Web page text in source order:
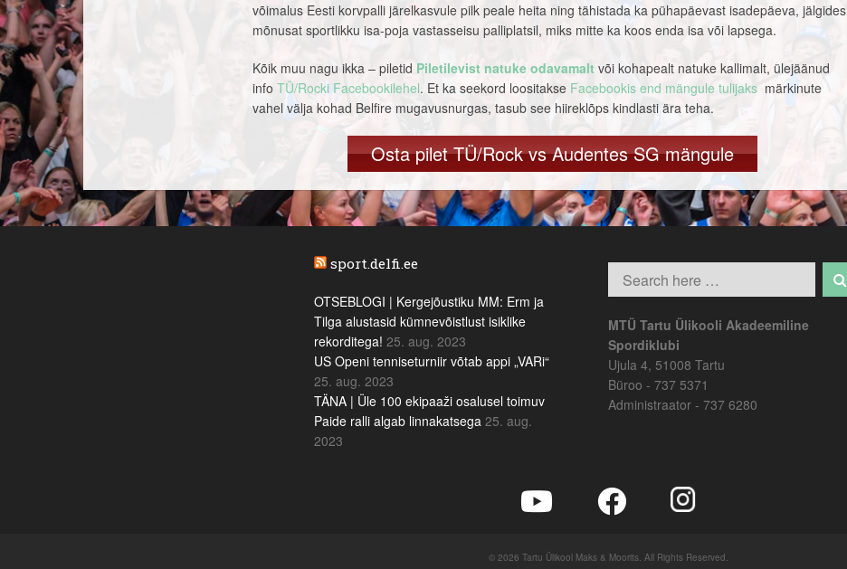
võimalus Eesti korvpalli järelkasvule pilk peale heita ning tähistada ka pühapäevast isadepäeva, jälgides
mõnusat sportlikku isa-poja vastasseisu palliplatsil, miks mitte ka koos enda isa või lapsega.
Kõik muu nagu ikka – piletid Piletilevist natuke odavamalt või kohapealt natuke kallimalt, ülejäänud
info TÜ/Rocki Facebookilehel. Et ka seekord loositakse Facebookis end mängule tulijaks märkinute
vahel välja kohad Belfire mugavusnurgas, tasub see hiireklõps kindlasti ära teha.
Osta pilet TÜ/Rock vs Audentes SG mängule
sport.delfi.ee
OTSEBLOGI | Kergejõustiku MM: Erm ja
Tilga alustasid kümnevõistlust isiklike
rekorditega! 25. aug. 2023
US Openi tenniseturniir võtab appi „VARi“
25. aug. 2023
TÄNA | Üle 100 ekipaaži osalusel toimuv
Paide ralli algab linnakatsega 25. aug.
2023
MTÜ Tartu Ülikooli Akadeemiline
Spordiklubi
Ujula 4, 51008 Tartu
Büroo - 737 5371
Administraator - 737 6280
© 2026 Tartu Ülikool Maks & Moorits. All Rights Reserved.